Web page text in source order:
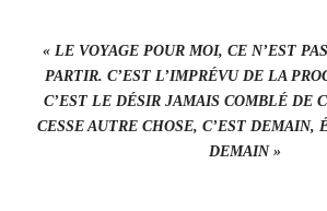
« LE VOYAGE POUR MOI, CE N’EST
PARTIR. C’EST L’IMPRÉVU DE LA
C’EST LE DÉSIR JAMAIS COMBLÉ DE
CESSE AUTRE CHOSE, C’EST DEMAIN,
DEMAIN »